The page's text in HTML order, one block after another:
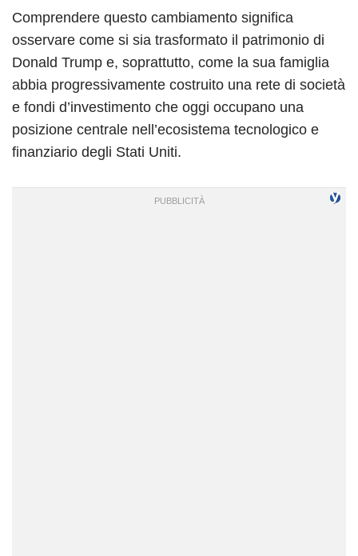
Comprendere questo cambiamento significa
osservare come si sia trasformato il patrimonio di
Donald Trump e, soprattutto, come la sua famiglia
abbia progressivamente costruito una rete di società
e fondi d’investimento che oggi occupano una
posizione centrale nell’ecosistema tecnologico e
finanziario degli Stati Uniti.